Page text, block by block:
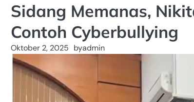
Sidang Memanas,
Contoh Cyberbullying
Oktober 2, 2025 byadmin